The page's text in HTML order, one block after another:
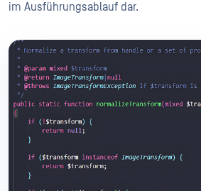
im Ausführungsablauf dar.